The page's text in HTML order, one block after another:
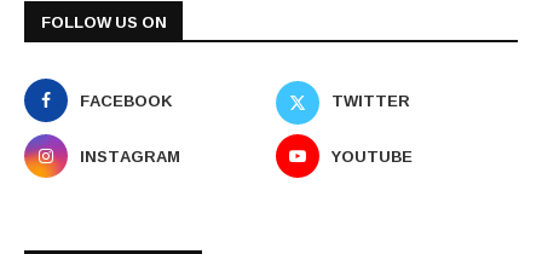
FOLLOW US ON
FACEBOOK
TWITTER
INSTAGRAM
YOUTUBE